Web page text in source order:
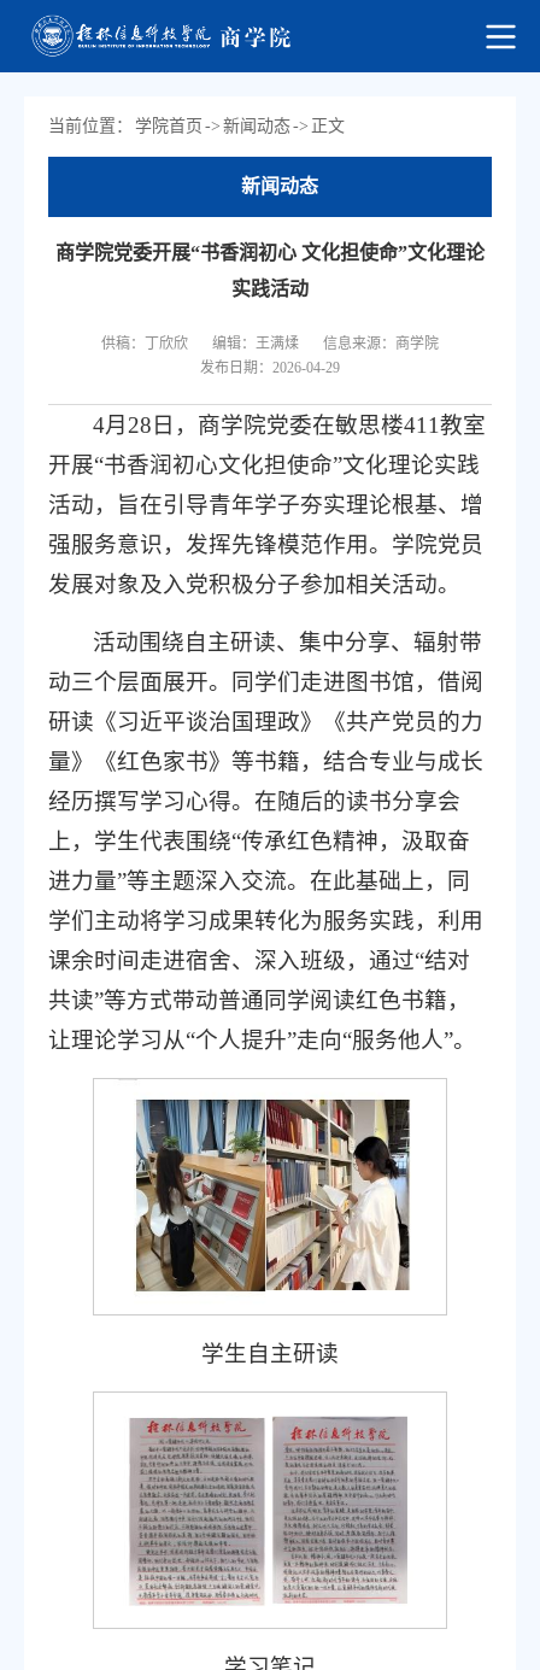
当前位置： 学院首页 -> 新闻动态-> 正文
新闻动态
商学院党委开展“书香润初心 文化担使命”文化理论
实践活动
供稿：丁欣欣 编辑：王满煣
信息来源：商学院
发布日期：2026-04-29
4月28日，商学院党委在敏思楼411教室
开展“书香润初心文化担使命”文化理论实践
活动，旨在引导青年学子夯实理论根基、增
强服务意识，发挥先锋模范作用。学院党员
发展对象及入党积极分子参加相关活动。
活动围绕自主研读、集中分享、辐射带
动三个层面展开。同学们走进图书馆，借阅
研读《习近平谈治国理政》《共产党员的力
量》《红色家书》等书籍，结合专业与成长
经历撰写学习心得。在随后的读书分享会
上，学生代表围绕“传承红色精神，汲取奋
进力量”等主题深入交流。在此基础上，同
学们主动将学习成果转化为服务实践，利用
课余时间走进宿舍、深入班级，通过“结对
共读”等方式带动普通同学阅读红色书籍，
让理论学习从“个人提升”走向“服务他人”。
学生自主研读